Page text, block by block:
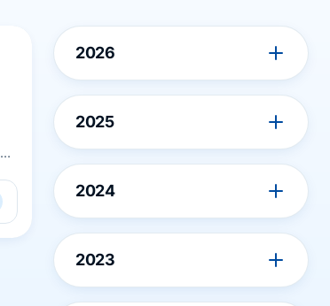
2026
2025
2024
2023